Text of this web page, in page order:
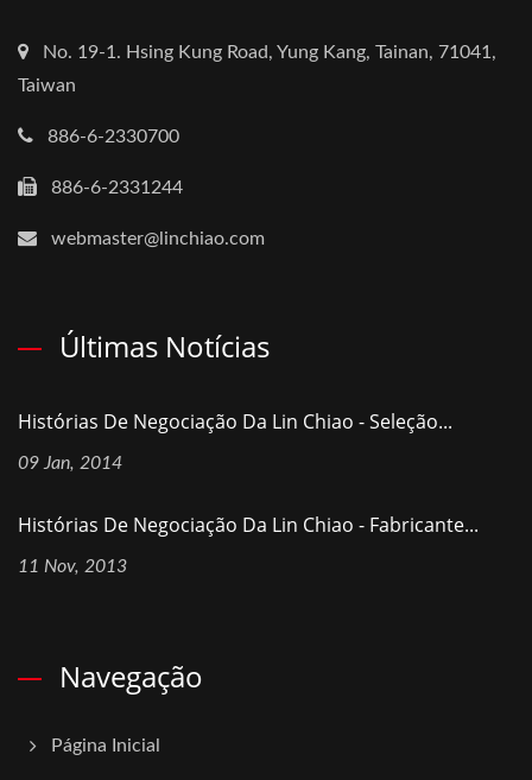
No. 19-1. Hsing Kung Road, Yung Kang, Tainan, 71041,
Taiwan
886-6-2330700
886-6-2331244
webmaster@linchiao.com
Últimas Notícias
Histórias De Negociação Da Lin Chiao - Seleção...
09 Jan, 2014
Histórias De Negociação Da Lin Chiao - Fabricante...
11 Nov, 2013
Navegação
Página Inicial